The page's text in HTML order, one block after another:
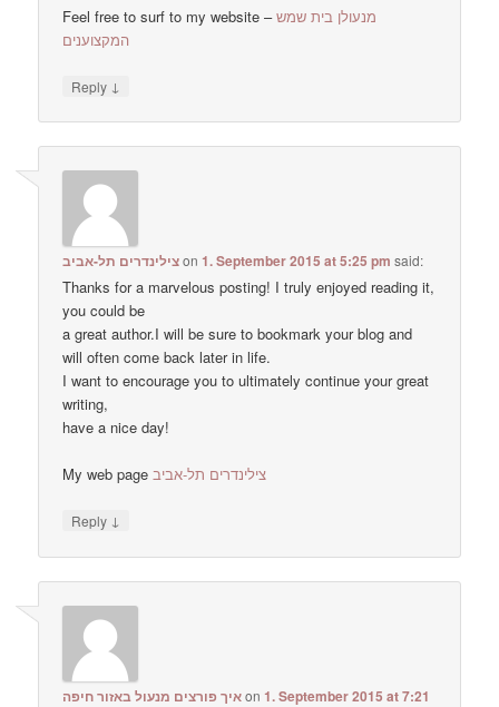
Feel free to surf to my website –מנעולן בית שמש
המקצוענים
Reply ↓
צילינדרים תל-אביבon1. September 2015 at 5:25 pm said:
Thanks for a marvelous posting! I truly enjoyed reading it,
you could be
a great author.I will be sure to bookmark your blog and
will often come back later in life.
I want to encourage you to ultimately continue your great
writing,
have a nice day!
My web pageצילינדרים תל-אביב
Reply ↓
איך פורצים מנעול באזור חיפהon1. September 2015 at 7:21